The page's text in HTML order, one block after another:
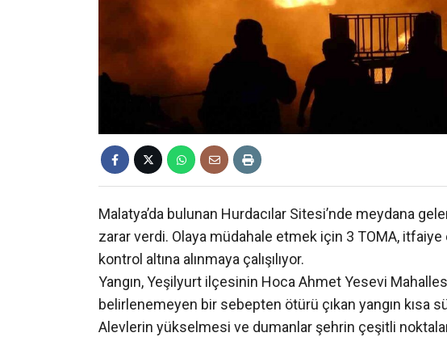
Malatya’da bulunan Hurdacılar Sitesi’nde meydana
zarar verdi. Olaya müdahale etmek için 3 TOMA, itfaiye
kontrol altına alınmaya çalışılıyor.
Yangın, Yeşilyurt ilçesinin Hoca Ahmet Yesevi
belirlenemeyen bir sebepten ötürü çıkan yangın kısa
Alevlerin yükselmesi ve dumanlar şehrin çeşitli